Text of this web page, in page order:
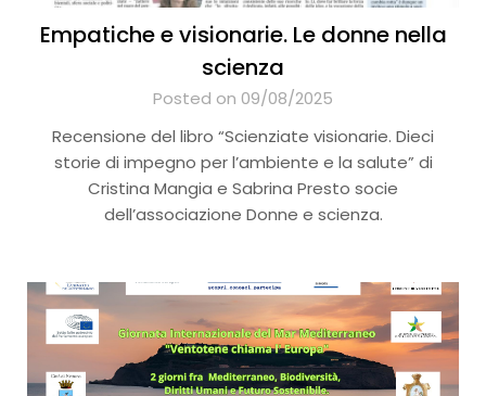
Empatiche e visionarie. Le donne nella
scienza
Posted on 09/08/2025
Recensione del libro “Scienziate visionarie. Dieci
storie di impegno per l’ambiente e la salute” di
Cristina Mangia e Sabrina Presto socie
dell’associazione Donne e scienza.